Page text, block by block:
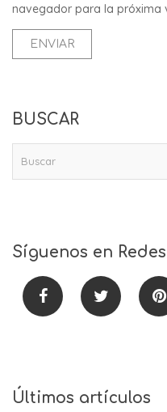
navegador para la próxima
BUSCAR
Síguenos en
Últimos artículos